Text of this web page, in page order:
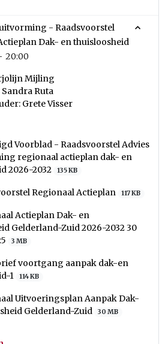
- Raadsvoorstel
Dak- en thuisloosheid
20:00
Mijling
Ruta
Grete Visser
Voorblad - Raadsvoorstel Advies
regionaal actieplan dak- en
2026-2032
135 KB
Regionaal Actieplan 117 KB
Actieplan Dak- en
Gelderland-Zuid 2026-2032 30
3 MB
voortgang aanpak dak-en
1
114 KB
Uitvoeringsplan Aanpak Dak-
Gelderland-Zuid
30 MB